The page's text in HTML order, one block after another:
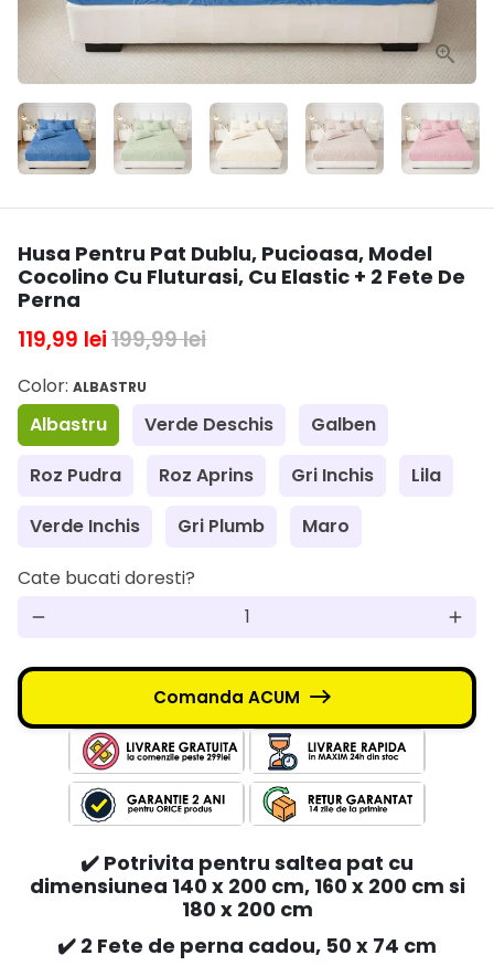
Husa Pentru Pat Dublu, Pucioasa, Model
Cocolino Cu Fluturasi, Cu Elastic + 2 Fete De
Perna
119,99 lei199,99 lei
Color: ALBASTRU
Albastru Verde Deschis
Galben
Roz Pudra
Roz Aprins Gri Inchis
Lila
Verde Inchis
Gri Plumb Maro
Cate bucati doresti?
remove add
Comanda ACUM
✔️ Potrivita pentru saltea pat cu
dimensiunea 140 x 200 cm, 160 x 200 cm si
180 x 200 cm
✔️ 2 Fete de perna cadou, 50 x 74 cm